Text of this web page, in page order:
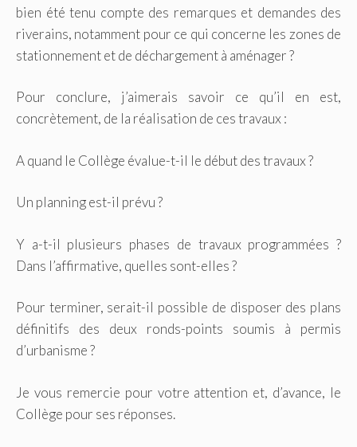
bien été tenu compte des remarques et demandes des
riverains, notamment pour ce qui concerne les zones de
stationnement et de déchargement à aménager ?
Pour conclure, j’aimerais savoir ce qu’il en est,
concrètement, de la réalisation de ces travaux :
A quand le Collège évalue-t-il le début des travaux ?
Un planning est-il prévu ?
Y a-t-il plusieurs phases de travaux programmées ?
Dans l’affirmative, quelles sont-elles ?
Pour terminer, serait-il possible de disposer des plans
définitifs des deux ronds-points soumis à permis
d’urbanisme ?
Je vous remercie pour votre attention et, d’avance, le
Collège pour ses réponses.